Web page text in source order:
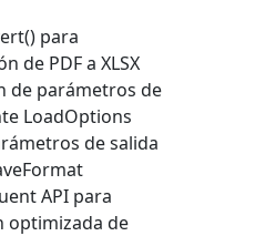
para
de PDF a XLSX
de parámetros de
LoadOptions
de salida
API para
optimizada de